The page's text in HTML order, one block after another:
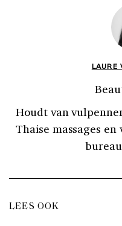
LAURE
Houdt van
Thaise massages
LEES OOK